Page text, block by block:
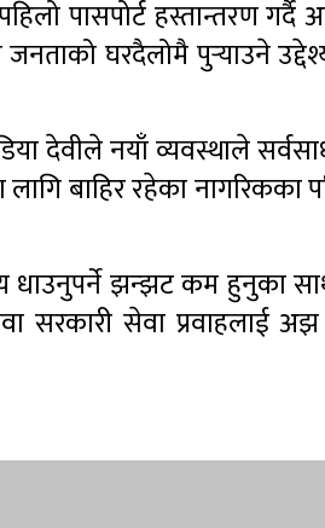
पासपोर्ट हस्तान्तरण गर्दै
घरदैलोमै पुर्‍याउने
देवीले नयाँ व्यवस्थाले
बाहिर रहेका नागरिकका
धाउनुपर्ने झन्झट कम हुनुका
सरकारी सेवा प्रवाहलाई